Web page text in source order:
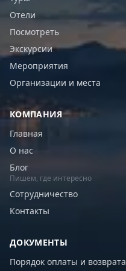
Отели
Посмотреть
Экскурсии
Мероприятия
Организации и места
КОМПАНИЯ
Главная
О нас
Блог
Пишем, где интересно
Сотрудничество
Контакты
ДОКУМЕНТЫ
Порядок оплаты и возврата